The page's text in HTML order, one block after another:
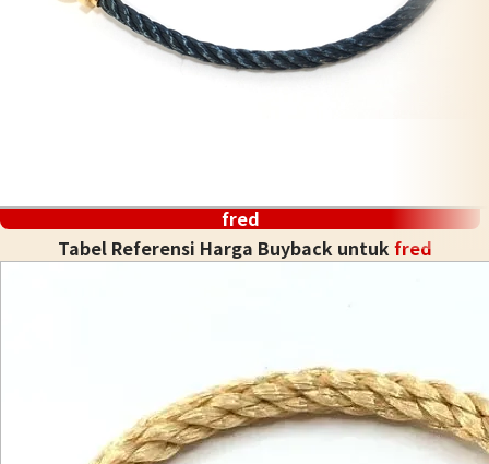
fred
Tabel Referensi Harga Buyback untukfred